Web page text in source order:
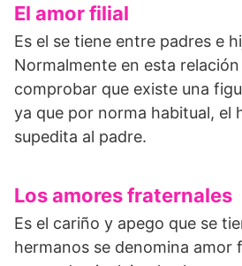
El amor filial
Es el se tiene entre padres e
Normalmente en esta
comprobar que existe una
ya que por norma habitual, el
supedita al padre.
Los amores fraternales
Es el cariño y apego que se
hermanos se denomina amor